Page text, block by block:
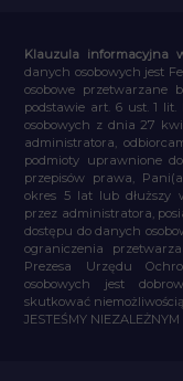
Klauzula informacyjna
danych osobowych jest
osobowe przetwarzane
podstawie art. 6 ust. 1
osobowych z dnia 27
administratora,
podmioty uprawnione
przepisów prawa,
okres 5 lat lub dłuższy
przez administratora,
dostępu do danych
ograniczenia
Prezesa Urzędu
osobowych jest
skutkować
JESTEŚMY